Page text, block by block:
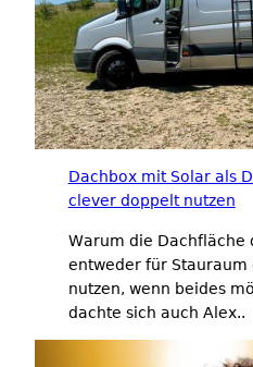
Dachbox mit Solar als
clever doppelt nutzen
Warum die Dachfläche
entweder für Stauraum
nutzen, wenn beides
dachte sich auch Alex..